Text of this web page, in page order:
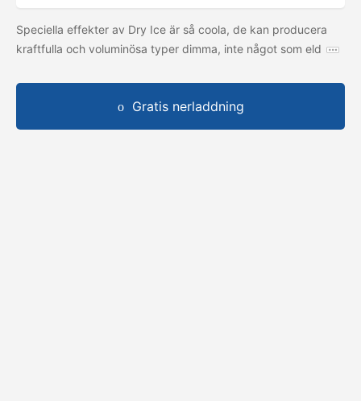
Speciella effekter av Dry Ice är så coola, de kan producera
kraftfulla och voluminösa typer dimma, inte något som eld
Gratis nerladdning